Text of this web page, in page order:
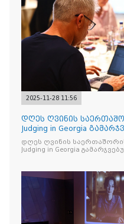
2025-11-28 11:56
დღეს ღვინის
Judging in Georgia
დღეს ღვინის საერთაშორისო
Judging in Georgia